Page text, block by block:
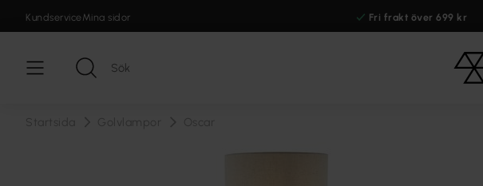
KundserviceMina sidor Fri frakt över 699 kr